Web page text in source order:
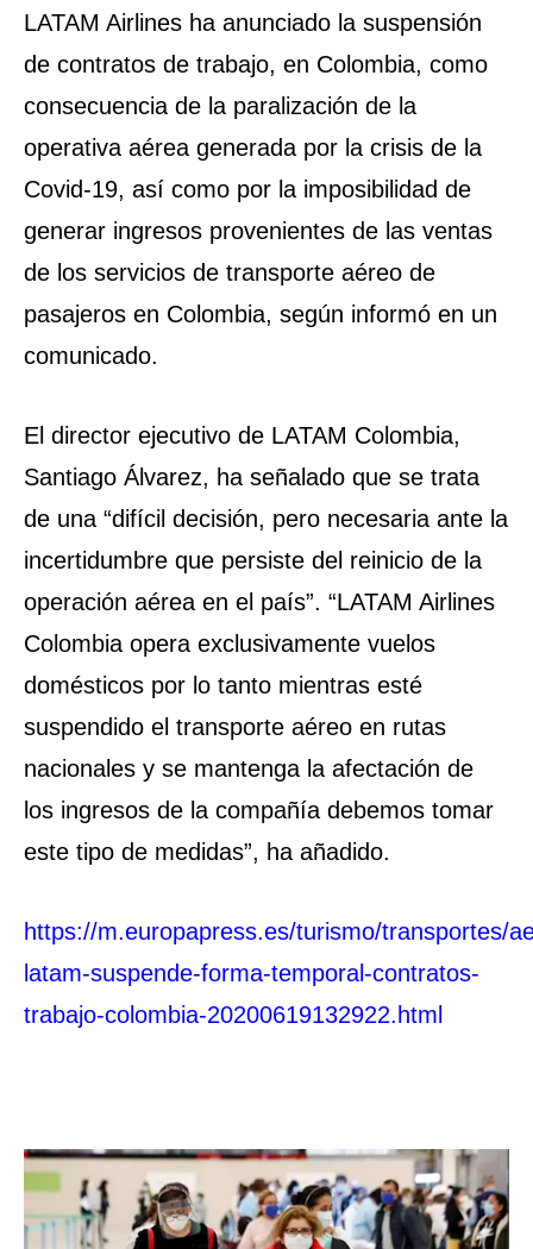
LATAM Airlines ha anunciado la suspensión
de contratos de trabajo, en Colombia, como
consecuencia de la paralización de la
operativa aérea generada por la crisis de la
Covid-19, así como por la imposibilidad de
generar ingresos provenientes de las ventas
de los servicios de transporte aéreo de
pasajeros en Colombia, según informó en un
comunicado.
El director ejecutivo de LATAM Colombia,
Santiago Álvarez, ha señalado que se trata
de una “difícil decisión, pero necesaria ante la
incertidumbre que persiste del reinicio de la
operación aérea en el país”. “LATAM Airlines
Colombia opera exclusivamente vuelos
domésticos por lo tanto mientras esté
suspendido el transporte aéreo en rutas
nacionales y se mantenga la afectación de
los ingresos de la compañía debemos tomar
este tipo de medidas”, ha añadido.
https://m.europapress.es/turismo/transportes/
latam-suspende-forma-temporal-contratos-
trabajo-colombia-20200619132922.html